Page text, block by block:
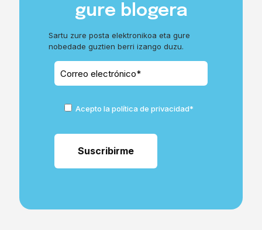
gure blogera
Sartu zure posta elektronikoa eta gure
nobedade guztien berri izango duzu.
Acepto la política de privacidad*